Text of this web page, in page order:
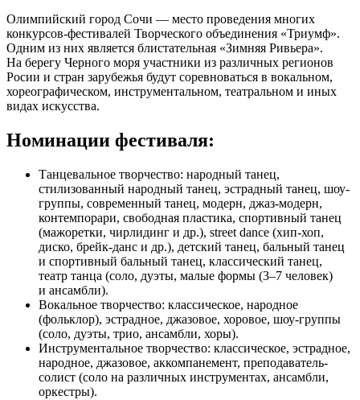
Олимпийский город Сочи — место проведения многих
конкурсов-фестивалей Творческого объединения «Триумф».
Одним из них является блистательная «Зимняя Ривьера».
На берегу Черного моря участники из различных регионов
Росии и стран зарубежья будут соревноваться в вокальном,
хореографическом, инструментальном, театральном и иных
видах искусства.
Номинации фестиваля:
Танцевальное творчество: народный танец,
стилизованный народный танец, эстрадный танец, шоу-
группы, современный танец, модерн, джаз-модерн,
контемпорари, свободная пластика, спортивный танец
(мажоретки, чирлидинг и др.), street dance (хип-хоп,
диско, брейк-данс и др.), детский танец, бальный танец
и спортивный бальный танец, классический танец,
театр танца (соло, дуэты, малые формы (3–7 человек)
и ансамбли).
Вокальное творчество: классическое, народное
(фольклор), эстрадное, джазовое, хоровое, шоу-группы
(соло, дуэты, трио, ансамбли, хоры).
Инструментальное творчество: классическое, эстрадное,
народное, джазовое, аккомпанемент, преподаватель-
солист (соло на различных инструментах, ансамбли,
оркестры).